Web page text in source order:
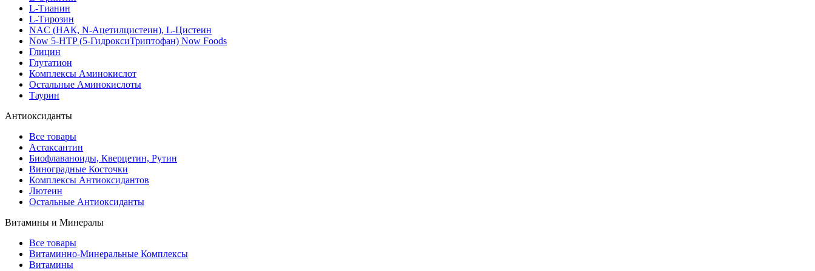
L-Тианин
L-Тирозин
NAC (НАК, N-Ацетилцистеин), L-Цистеин
Now 5-HTP (5-ГидроксиТриптофан) Now Foods
Глицин
Глутатион
Комплексы Аминокислот
Остальные Аминокислоты
Таурин
Антиоксиданты
Все товары
Астаксантин
Биофлаваноиды, Кверцетин, Рутин
Виноградные Косточки
Комплексы Антиоксидантов
Лютеин
Остальные Антиоксиданты
Витамины и Минералы
Все товары
Витаминно-Минеральные Комплексы
Витамины